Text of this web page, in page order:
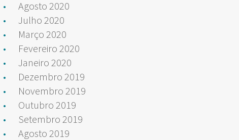
Agosto 2020
Julho 2020
Março 2020
Fevereiro 2020
Janeiro 2020
Dezembro 2019
Novembro 2019
Outubro 2019
Setembro 2019
Agosto 2019